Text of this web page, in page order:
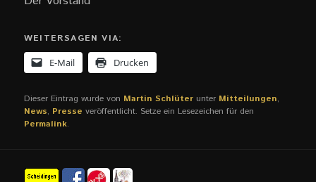
WEITERSAGEN VIA:
E-Mail Drucken
Dieser Eintrag wurde von Martin Schlüter unter Mitteilungen,
News, Presse veröffentlicht. Setze ein Lesezeichen für den
Permalink.